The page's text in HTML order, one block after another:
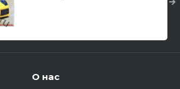
О нас